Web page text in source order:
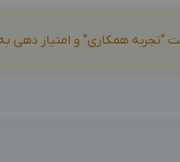
"تجربه همکاری" و امتیاز دهی